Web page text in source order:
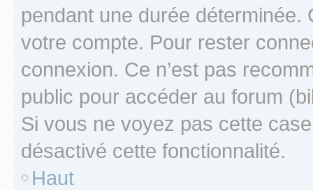
pendant une durée déterminée.
votre compte. Pour rester
connexion. Ce n’est pas
public pour accéder au forum
Si vous ne voyez pas cette
désactivé cette fonctionnalité.
Haut